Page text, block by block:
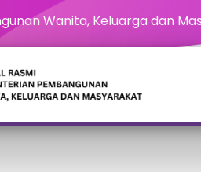
Wanita, Keluarga dan